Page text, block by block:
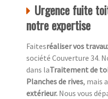
Urgence fuite
notre expertise
Faitesréaliser vos
société Couverture 34.
dans laTraitement de
Planches de rives, mais
extérieur. Nous vous